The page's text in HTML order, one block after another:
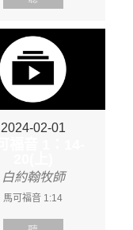
2024-02-01
白約翰牧師
馬可福音 1:14